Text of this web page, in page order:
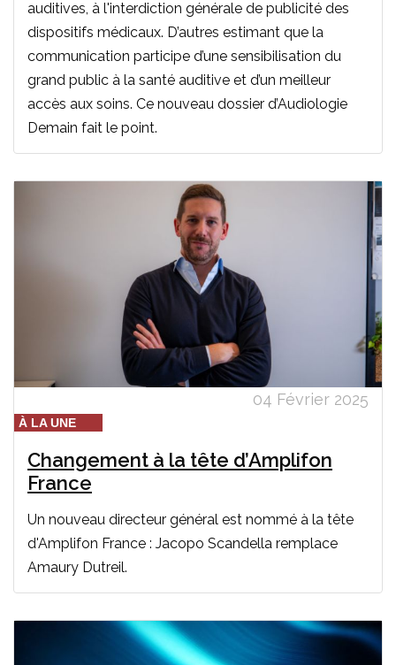
auditives, à l'interdiction générale de publicité des
dispositifs médicaux. D’autres estimant que la
communication participe d’une sensibilisation du
grand public à la santé auditive et d’un meilleur
accès aux soins. Ce nouveau dossier d’Audiologie
Demain fait le point.
04 Février 2025
À LA UNE
Changement à la tête d’Amplifon
France
Un nouveau directeur général est nommé à la tête
d'Amplifon France : Jacopo Scandella remplace
Amaury Dutreil.